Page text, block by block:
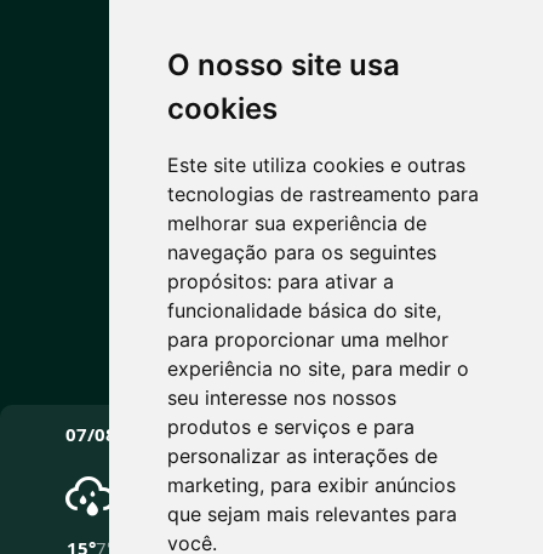
O nosso site usa
cookies
Este site utiliza cookies e outras
tecnologias de rastreamento para
melhorar sua experiência de
navegação para os seguintes
propósitos: para ativar a
funcionalidade básica do site,
para proporcionar uma melhor
experiência no site, para medir o
seu interesse nos nossos
produtos e serviços e para
personalizar as interações de
marketing, para exibir anúncios
que sejam mais relevantes para
você.
PREVISÃO DO TEMPO
11°C
Nublado
Máx: 15° • Mín: 7°
Vento: 11.7 km/h
07/08
15°7°
08/08